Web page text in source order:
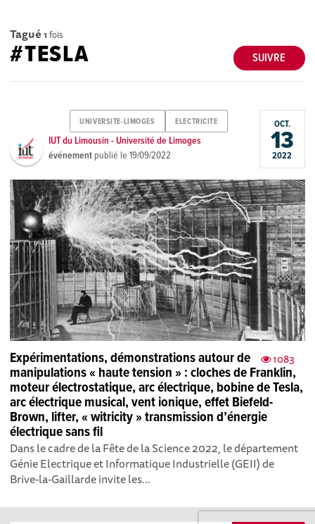
Tagué 1 fois
SUIVRE
#TESLA
UNIVERSITE-LIMOGES ELECTRICITE
IUT du Limousin - Université de Limoges
événement publié le19/09/2022
OCT.
13
2022
1083
Expérimentations, démonstrations autour de
manipulations « haute tension » : cloches de Franklin,
moteur électrostatique, arc électrique, bobine de Tesla,
arc électrique musical, vent ionique, effet Biefeld-
Brown, lifter, « witricity » transmission d’énergie
électrique sans fil
Dans le cadre de la Fête de la Science 2022, le département
Génie Electrique et Informatique Industrielle (GEII) de
Brive-la-Gaillarde invite les...